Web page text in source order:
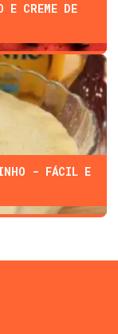
E CREME DE
- FÁCIL E